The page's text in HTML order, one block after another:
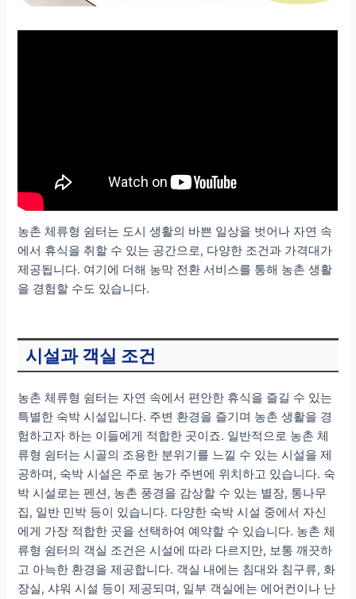
농촌 체류형 쉼터는 도시 생활의 바쁜 일상을 벗어나 자연 속
에서 휴식을 취할 수 있는 공간으로, 다양한 조건과 가격대가
제공됩니다. 여기에 더해 농막 전환 서비스를 통해 농촌 생활
을 경험할 수도 있습니다.
시설과 객실 조건
농촌 체류형 쉼터는 자연 속에서 편안한 휴식을 즐길 수 있는
특별한 숙박 시설입니다. 주변 환경을 즐기며 농촌 생활을 경
험하고자 하는 이들에게 적합한 곳이죠. 일반적으로 농촌 체
류형 쉼터는 시골의 조용한 분위기를 느낄 수 있는 시설을 제
공하며, 숙박 시설은 주로 농가 주변에 위치하고 있습니다. 숙
박 시설로는 펜션, 농촌 풍경을 감상할 수 있는 별장, 통나무
집, 일반 민박 등이 있습니다. 다양한 숙박 시설 중에서 자신
에게 가장 적합한 곳을 선택하여 예약할 수 있습니다. 농촌 체
류형 쉼터의 객실 조건은 시설에 따라 다르지만, 보통 깨끗하
고 아늑한 환경을 제공합니다. 객실 내에는 침대와 침구류, 화
장실, 샤워 시설 등이 제공되며, 일부 객실에는 에어컨이나 난